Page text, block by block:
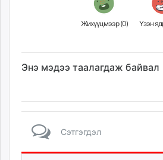
Жихүүцмээр (0)
Энэ мэдээ таалагдаж байвал
Сэтгэгдэл